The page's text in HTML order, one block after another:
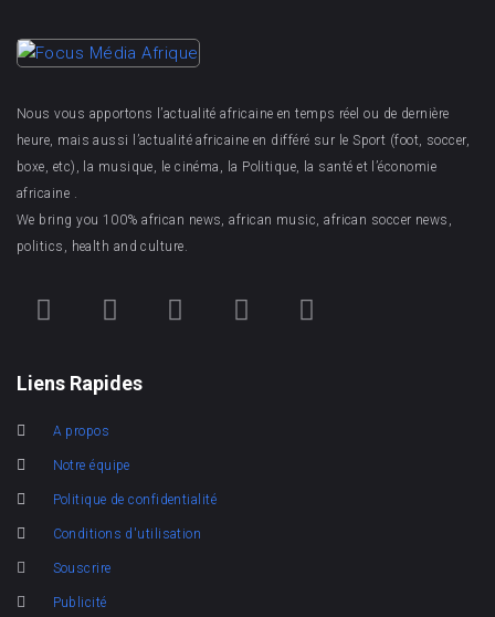
Nous vous apportons l’actualité africaine en temps réel ou de dernière
heure, mais aussi l’actualité africaine en différé sur le Sport (foot, soccer,
boxe, etc), la musique, le cinéma, la Politique, la santé et l’économie
africaine .
We bring you 100% african news, african music, african soccer news,
politics, health and culture.
Liens Rapides
A propos
Notre équipe
Politique de confidentialité
Conditions d'utilisation
Souscrire
Publicité